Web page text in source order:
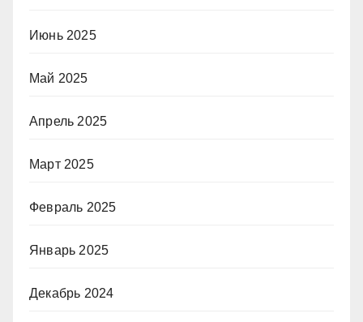
Июнь 2025
Май 2025
Апрель 2025
Март 2025
Февраль 2025
Январь 2025
Декабрь 2024